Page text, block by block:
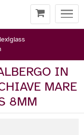
IN
MARE
8MM